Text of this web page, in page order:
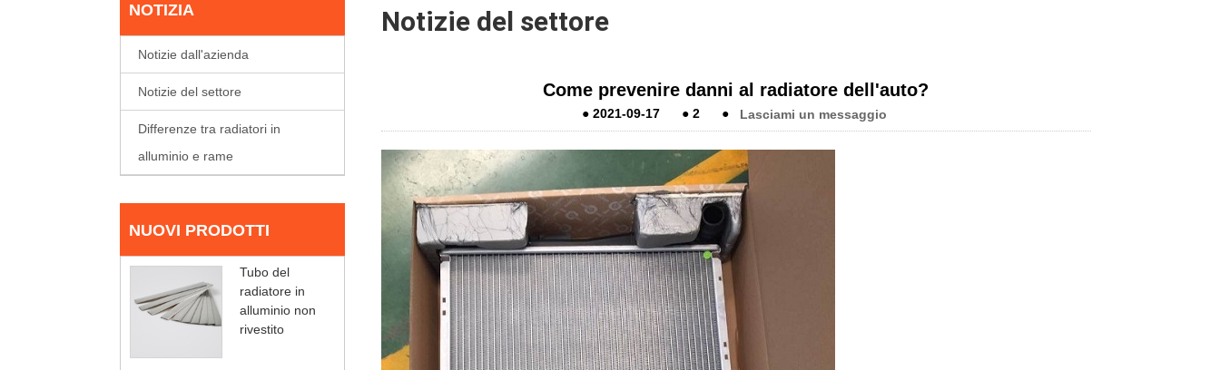
NOTIZIA
Notizie dall'azienda
Notizie del settore
Differenze tra radiatori in
alluminio e rame
NUOVI PRODOTTI
Tubo del
radiatore in
alluminio non
rivestito
Notizie del settore
Come prevenire danni al radiatore dell'auto?
● 2021-09-17 ● 2 ● Lasciami un messaggio